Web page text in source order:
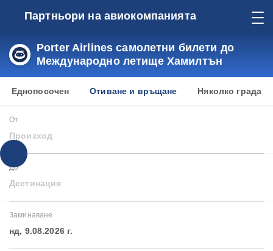
Партньори на авиокомпанията
Porter Airlines самолетни билети до
Международно летище Хамилтън
Еднопосочен Отиване и връщане Няколко града
От
Произход
До
Дестинация
Заминаване
нд, 9.08.2026 г.